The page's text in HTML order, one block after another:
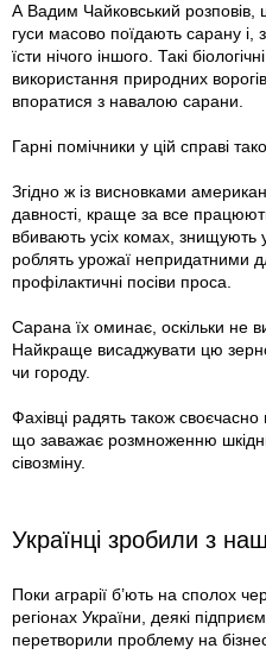
А Вадим Чайковський розповів,
гуси масово поїдають сарану і,
їсти нічого іншого. Такі
використання природних
впоратися з навалою сарани.
Гарні помічники у цій справі
Згідно ж із висновками
давності, краще за все
вбивають усіх комах, знищують
роблять урожаї
профілактичні посіви проса.
Сарана їх оминає, оскільки не
Найкраще висаджувати цю
чи городу.
Фахівці радять також
що заважає розмноженню
сівозміну.
Українці зробили з
Поки аграрії б’ють на сполох
регіонах України, деякі
перетворили проблему на